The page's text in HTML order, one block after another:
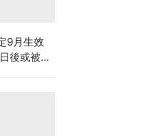
9月生效
後或被嚴